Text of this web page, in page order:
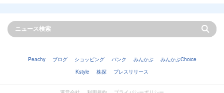
Peachy ブログ ショッピング バンク みんかぶ
みんかぶChoice
Kstyle
株探 プレスリリース